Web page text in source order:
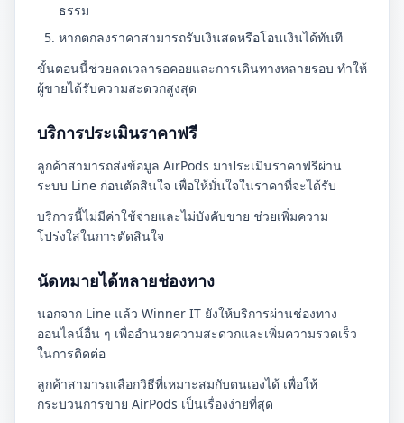
ธรรม
หากตกลงราคาสามารถรับเงินสดหรือโอนเงินได้ทันที
ขั้นตอนนี้ช่วยลดเวลารอคอยและการเดินทางหลายรอบ ทำให้
ผู้ขายได้รับความสะดวกสูงสุด
บริการประเมินราคาฟรี
ลูกค้าสามารถส่งข้อมูล AirPods มาประเมินราคาฟรีผ่าน
ระบบ Line ก่อนตัดสินใจ เพื่อให้มั่นใจในราคาที่จะได้รับ
บริการนี้ไม่มีค่าใช้จ่ายและไม่บังคับขาย ช่วยเพิ่มความ
โปร่งใสในการตัดสินใจ
นัดหมายได้หลายช่องทาง
นอกจาก Line แล้ว Winner IT ยังให้บริการผ่านช่องทาง
ออนไลน์อื่น ๆ เพื่ออำนวยความสะดวกและเพิ่มความรวดเร็ว
ในการติดต่อ
ลูกค้าสามารถเลือกวิธีที่เหมาะสมกับตนเองได้ เพื่อให้
กระบวนการขาย AirPods เป็นเรื่องง่ายที่สุด